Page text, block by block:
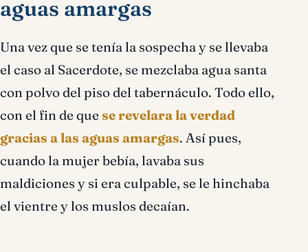
aguas amargas
Una vez que se tenía la sospecha y se llevaba
el caso al Sacerdote, se mezclaba agua santa
con polvo del piso del tabernáculo. Todo ello,
con el fin de que se revelara la verdad
gracias a las aguas amargas. Así pues,
cuando la mujer bebía, lavaba sus
maldiciones y si era culpable, se le hinchaba
el vientre y los muslos decaían.